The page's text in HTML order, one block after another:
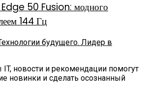
50 Fusion: модного
144 Гц
будущего. Лидер в
новости и рекомендации помогут
новинки и сделать осознанный